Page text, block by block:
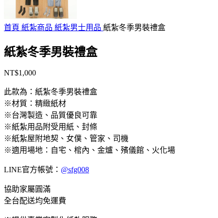
首頁 紙紮商品 紙紮男士用品 紙紮冬季男裝禮盒
紙紮冬季男裝禮盒
NT$1,000
此款為： 紙紮冬季男裝禮盒
※材質：精緻紙材
※台灣製造、品質優良可靠
※紙紮用品附受用紙、封條
※紙紮屋附地契、女僕、管家、司機
※適用場地：自宅、棺內、金爐、殯儀館、火化場
LINE官方帳號： @sfg008
協助家屬圓滿
全台配送均免運費